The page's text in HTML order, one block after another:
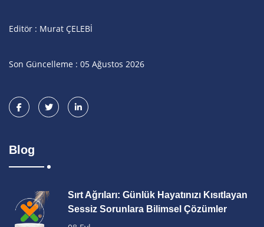
Editör : Murat ÇELEBİ
Son Güncelleme : 05 Ağustos 2026
Blog
Sırt Ağrıları: Günlük Hayatınızı Kısıtlayan
Sessiz Sorunlara Bilimsel Çözümler